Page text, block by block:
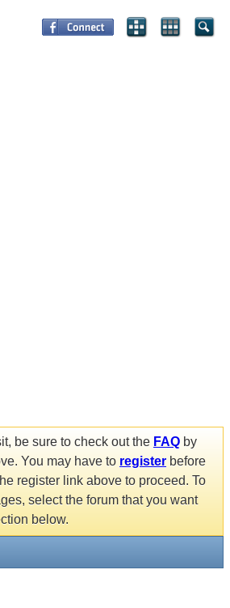
be sure to check out the FAQ by
You may have to register before
register link above to proceed. To
select the forum that you want
below.